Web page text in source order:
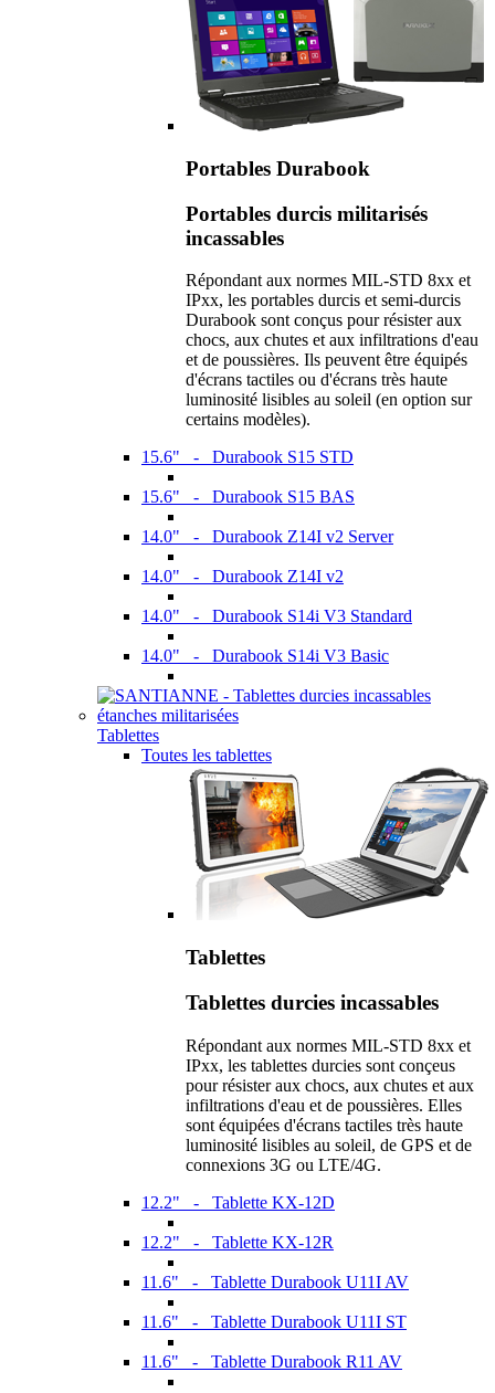
Portables Durabook
Portables durcis militarisés
incassables
Répondant aux normes MIL-STD 8xx et
IPxx, les portables durcis et semi-durcis
Durabook sont conçus pour résister aux
chocs, aux chutes et aux infiltrations d'eau
et de poussières. Ils peuvent être équipés
d'écrans tactiles ou d'écrans très haute
luminosité lisibles au soleil (en option sur
certains modèles).
15.6" - Durabook S15 STD
15.6" - Durabook S15 BAS
14.0" - Durabook Z14I v2 Server
14.0" - Durabook Z14I v2
14.0" - Durabook S14i V3 Standard
14.0" - Durabook S14i V3 Basic
Tablettes
Toutes les tablettes
Tablettes
Tablettes durcies incassables
Répondant aux normes MIL-STD 8xx et
IPxx, les tablettes durcies sont conçeus
pour résister aux chocs, aux chutes et aux
infiltrations d'eau et de poussières. Elles
sont équipées d'écrans tactiles très haute
luminosité lisibles au soleil, de GPS et de
connexions 3G ou LTE/4G.
12.2" - Tablette KX-12D
12.2" - Tablette KX-12R
11.6" - Tablette Durabook U11I AV
11.6" - Tablette Durabook U11I ST
11.6" - Tablette Durabook R11 AV